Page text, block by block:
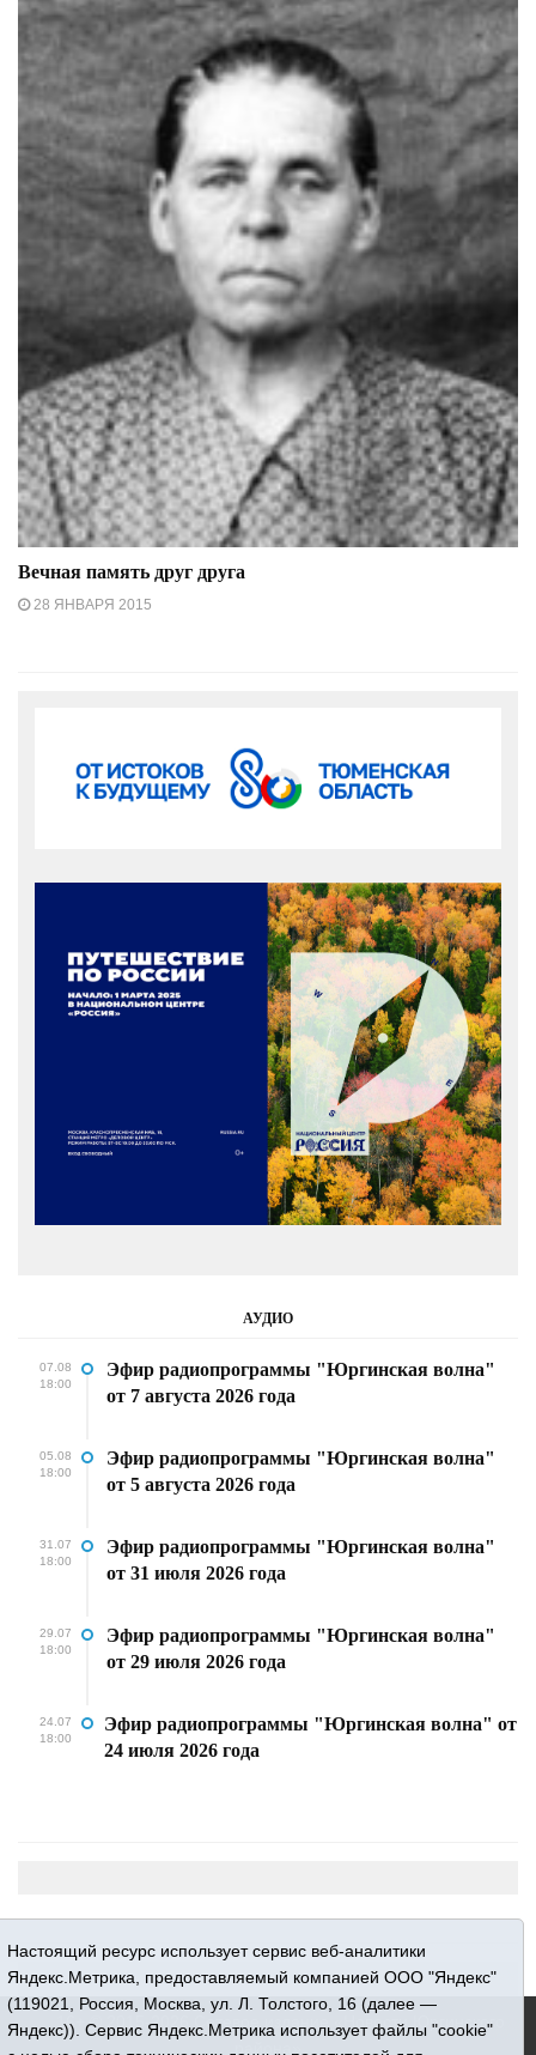
Вечная память друг друга
28 ЯНВАРЯ 2015
АУДИО
07.08
18:00
Эфир радиопрограммы "Юргинская волна"
от 7 августа 2026 года
05.08
18:00
Эфир радиопрограммы "Юргинская волна"
от 5 августа 2026 года
31.07
18:00
Эфир радиопрограммы "Юргинская волна"
от 31 июля 2026 года
29.07
18:00
Эфир радиопрограммы "Юргинская волна"
от 29 июля 2026 года
24.07
18:00
Эфир радиопрограммы "Юргинская волна" от
24 июля 2026 года
16+ © 2015-2026 Сетевое издание «Новости Юргинского
Настоящий ресурс использует сервис веб-аналитики
Яндекс.Метрика, предоставляемый компанией ООО "Яндекс"
(119021, Россия, Москва, ул. Л. Толстого, 16 (далее —
Яндекс)). Сервис Яндекс.Метрика использует файлы "cookie"